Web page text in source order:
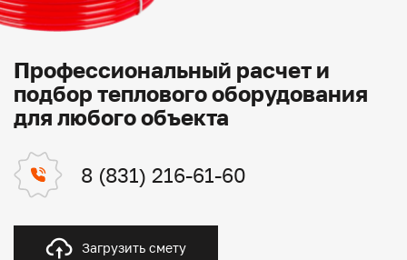
Профессиональный расчет и
подбор теплового оборудования
для любого объекта
8 (831) 216-61-60
Загрузить смету